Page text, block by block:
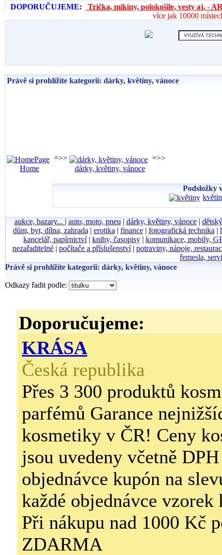
DOPORUČUJEME:
Trička, mikiny, polokošile, vesty aj. -
více jak 10000
Právě si prohlížíte kategorii: dárky, květiny, vánoce
Home
=>>
dárky, květiny, vánoce
=>>
Podsložky
aukce, bazary... | auto, moto, pneu | dárky, květiny, vánoce|
dům, byt, dílna, zahrada | erotika | finance| fotografická technika |
kancelář, papírnictví| knihy, časopisy | komunikace, mobily,
nezařaditelné | počítače a příslušenství| potraviny, nápoje,
řemesla,
Právě si prohlížíte kategorii: dárky, květiny, vánoce
Odkazy řadit podle:
Doporučujeme:
KRÁSA
Česká republika
Přes 3 300 produktů
parfémů Garance
kosmetiky v ČR! Ceny
jsou uvedeny včetně
objednávce kupón na
každé objednávce
Při nákupu nad 1000 Kč
ZDARMA